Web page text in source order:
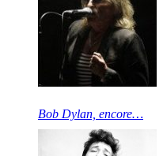
Bob Dylan, encore…